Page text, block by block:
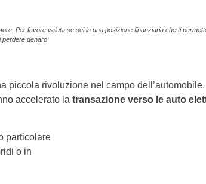
Per favore valuta se sei in una posizione finanziaria che ti
perdere denaro
piccola rivoluzione nel campo
accelerato la transazione verso le auto
particolare
o in